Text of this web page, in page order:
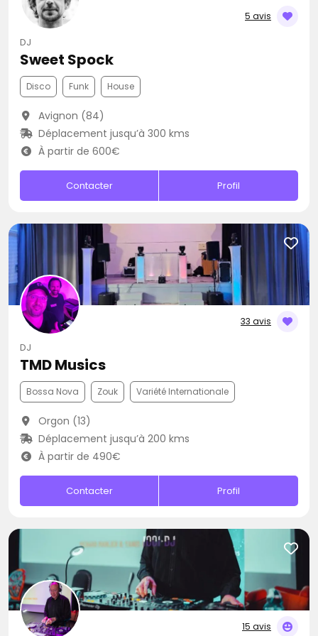
5 avis
DJ
Sweet Spock
Disco Funk House
Avignon (84)
Déplacement jusqu’à 300 kms
À partir de 600€
Contacter Profil
33 avis
DJ
TMD Musics
Bossa Nova Zouk Variété Internationale
Orgon (13)
Déplacement jusqu’à 200 kms
À partir de 490€
Contacter Profil
15 avis